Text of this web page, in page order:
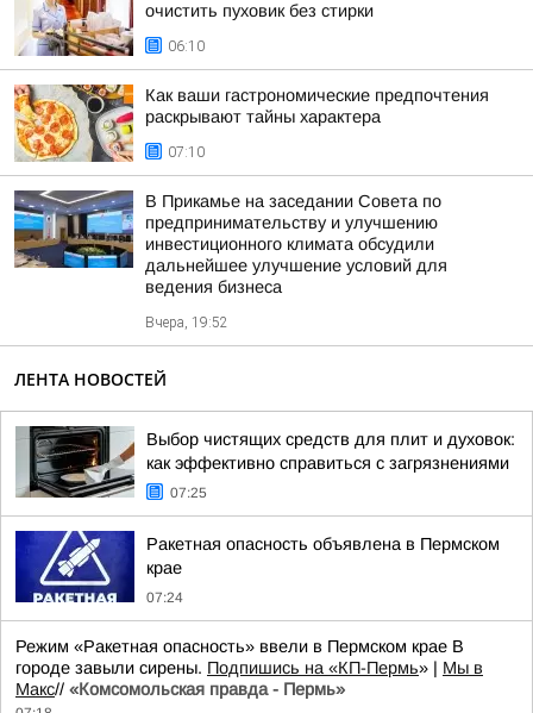
очистить пуховик без стирки
06:10
Как ваши гастрономические предпочтения
раскрывают тайны характера
07:10
В Прикамье на заседании Совета по
предпринимательству и улучшению
инвестиционного климата обсудили
дальнейшее улучшение условий для
ведения бизнеса
Вчера, 19:52
ЛЕНТА НОВОСТЕЙ
Выбор чистящих средств для плит и духовок:
как эффективно справиться с загрязнениями
07:25
Ракетная опасность объявлена в Пермском
крае
07:24
Режим «Ракетная опасность» ввели в Пермском крае В
городе завыли сирены. Подпишись на «КП-Пермь» | Мы в
Maкс// «Комсомольская правда - Пермь»